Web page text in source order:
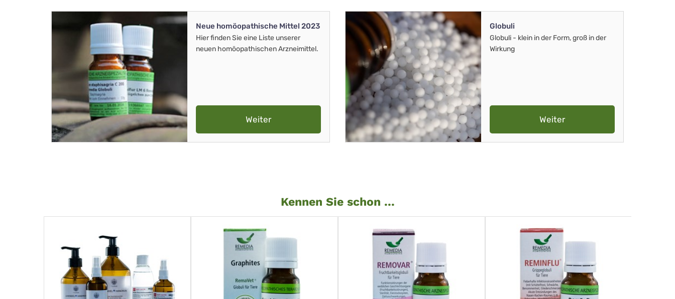
Neue homöopathische Mittel 2023
Hier finden Sie eine Liste unserer
neuen homöopathischen Arzneimittel.
Weiter
Globuli
Globuli - klein in der Form, groß in der
Wirkung
Weiter
Kennen Sie schon ...